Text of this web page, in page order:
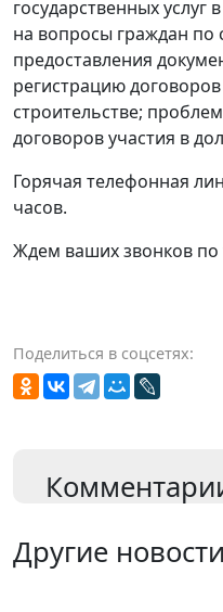
государственных услуг
на вопросы граждан
предоставления
регистрацию
строительстве;
договоров участия в
Горячая телефонная
часов.
Ждем ваших звонков по
Поделиться в соцсетях:
Другие